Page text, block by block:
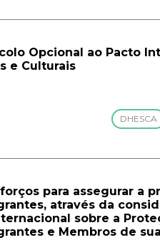
Opcional ao Pacto
e Culturais
DHESCA
para assegurar a
através da
sobre a
e Membros de